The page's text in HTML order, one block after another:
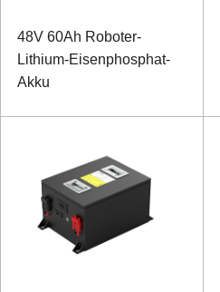
48V 60Ah Roboter-
Lithium-Eisenphosphat-
Akku